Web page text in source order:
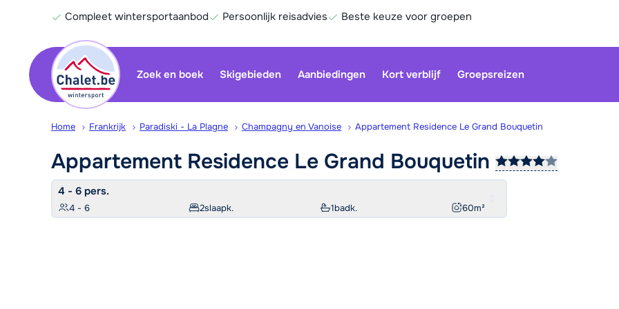
Compleet wintersportaanbod Persoonlijk reisadvies Beste keuze voor groepen
Zoek en boek Skigebieden Aanbiedingen Kort verblijf Groepsreizen
Home Frankrijk Paradiski - La Plagne Champagny en Vanoise Appartement Residence Le Grand Bouquetin
Appartement Residence Le Grand Bouquetin
4 - 6 pers.
4 - 6 2slaapk. 1badk. 60m²